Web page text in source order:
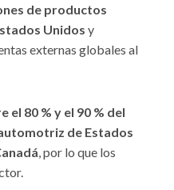
de productos
Unidos y
externas globales al
el 80 % y el 90 % del
de Estados
, por lo que los